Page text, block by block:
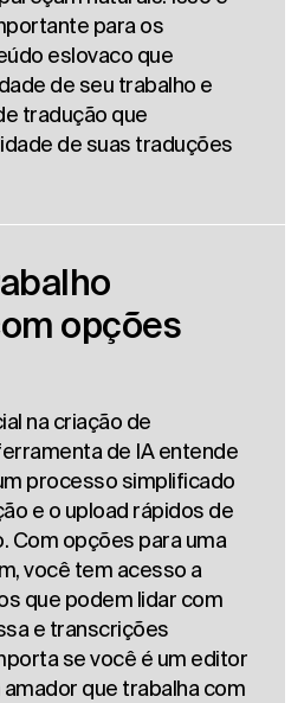
para os
eslovaco que
de seu trabalho e
tradução que
de suas traduções
opções
na criação de
de IA entende
processo simplificado
e o upload rápidos de
Com opções para uma
você tem acesso a
que podem lidar com
e transcrições
se você é um editor
que trabalha com